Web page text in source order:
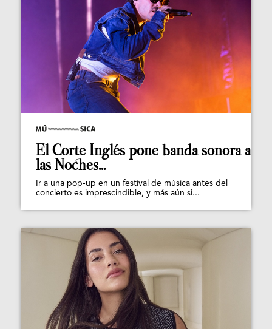
El Corte Inglés pone banda sonora a
las Noches...
Ir a una pop-up en un festival de música antes del
concierto es imprescindible, y más aún si...